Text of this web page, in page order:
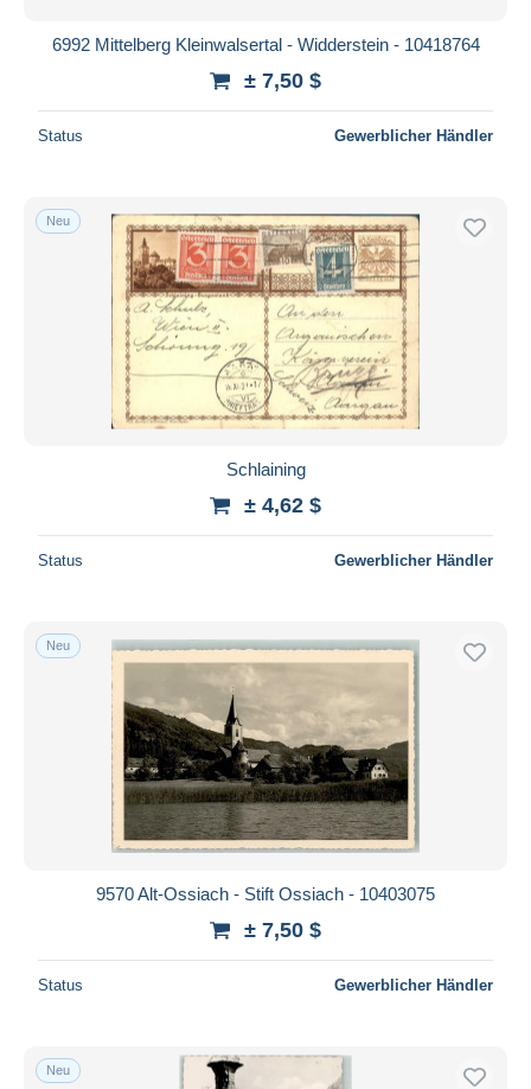
6992 Mittelberg Kleinwalsertal - Widderstein - 10418764
± 7,50 $
Status Gewerblicher Händler
Neu
Schlaining
± 4,62 $
Status Gewerblicher Händler
Neu
9570 Alt-Ossiach - Stift Ossiach - 10403075
± 7,50 $
Status Gewerblicher Händler
Neu